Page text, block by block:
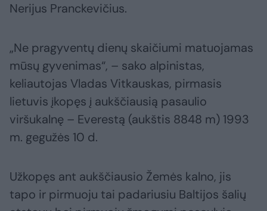
Nerijus Pranckevičius.
„Ne pragyventų dienų skaičiumi matuojamas
mūsų gyvenimas“, – sako alpinistas,
keliautojas Vladas Vitkauskas, pirmasis
lietuvis įkopęs į aukščiausią pasaulio
viršukalnę – Everestą (aukštis 8848 m) 1993
m. gegužės 10 d.
Užkopęs ant aukščiausio Žemės kalno, jis
tapo ir pirmuoju tai padariusiu Baltijos šalių